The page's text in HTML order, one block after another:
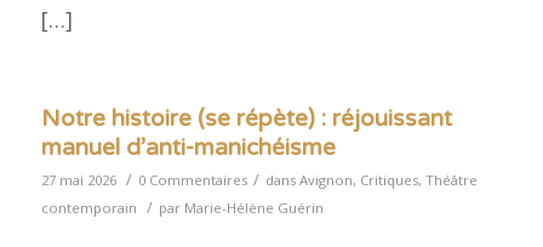
[…]
Notre histoire (se répète) : réjouissant
manuel d’anti-manichéisme
27 mai 2026 / 0 Commentaires / dans Avignon, Critiques, Théâtre
contemporain / par Marie-Hélène Guérin